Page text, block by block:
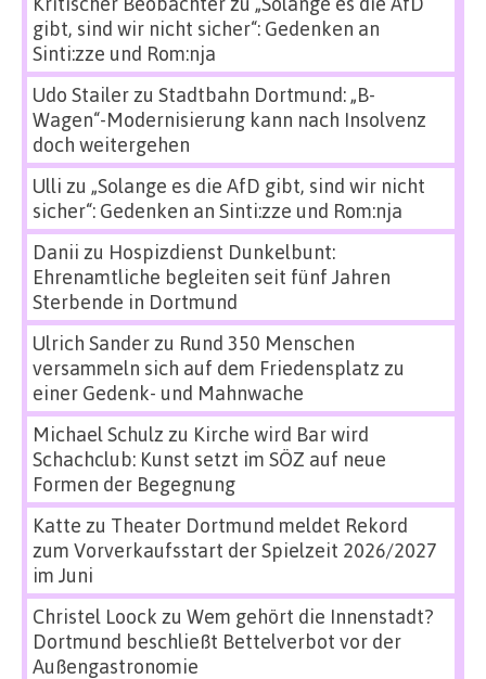
gibt, sind wir nicht sicher“: Gedenken an
Sinti:zze und Rom:nja
Udo Stailerzu Stadtbahn Dortmund: „B-
Wagen“-Modernisierung kann nach Insolvenz
doch weitergehen
Ulli zu „Solange es die AfD gibt, sind wir nicht
sicher“: Gedenken an Sinti:zze und Rom:nja
Danii zu Hospizdienst Dunkelbunt:
Ehrenamtliche begleiten seit fünf Jahren
Sterbende in Dortmund
Ulrich Sanderzu Rund 350 Menschen
versammeln sich auf dem Friedensplatz zu
einer Gedenk- und Mahnwache
Michael Schulz zu Kirche wird Bar wird
Schachclub: Kunst setzt im SÖZ auf neue
Formen der Begegnung
Katte zu Theater Dortmund meldet Rekord
zum Vorverkaufsstart der Spielzeit 2026/2027
im Juni
Christel Loock zu Wem gehört die Innenstadt?
Dortmund beschließt Bettelverbot vor der
Außengastronomie